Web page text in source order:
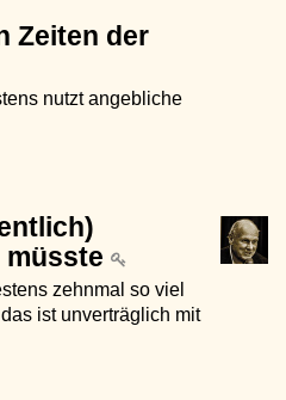
Zeiten der
nutzt angebliche
zehnmal so viel
ist unverträglich mit